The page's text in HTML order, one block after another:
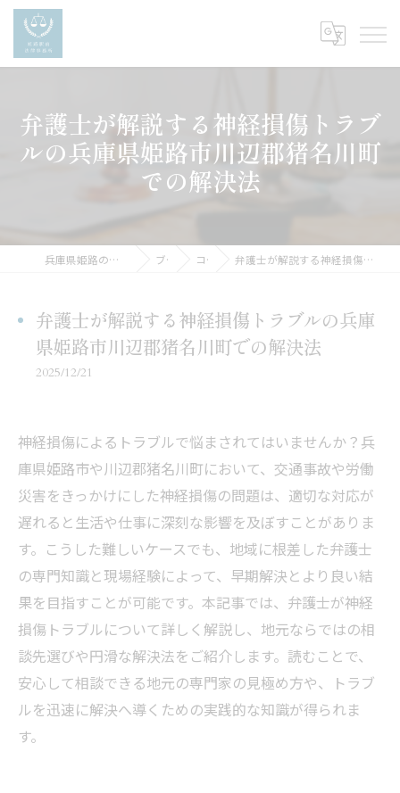
弁護士が解説する神経損傷トラブ
ルの兵庫県姫路市川辺郡猪名川町
での解決法
兵庫県姫路の弁護士なら姫路駅前法律事務所 ブログ コラム 弁護士が解説する神経損傷トラブルの兵庫県姫路市川辺郡猪名川町での解決法
弁護士が解説する神経損傷トラブルの兵庫
県姫路市川辺郡猪名川町での解決法
2025/12/21
神経損傷によるトラブルで悩まされてはいませんか？兵
庫県姫路市や川辺郡猪名川町において、交通事故や労働
災害をきっかけにした神経損傷の問題は、適切な対応が
遅れると生活や仕事に深刻な影響を及ぼすことがありま
す。こうした難しいケースでも、地域に根差した弁護士
の専門知識と現場経験によって、早期解決とより良い結
果を目指すことが可能です。本記事では、弁護士が神経
損傷トラブルについて詳しく解説し、地元ならではの相
談先選びや円滑な解決法をご紹介します。読むことで、
安心して相談できる地元の専門家の見極め方や、トラブ
ルを迅速に解決へ導くための実践的な知識が得られま
す。